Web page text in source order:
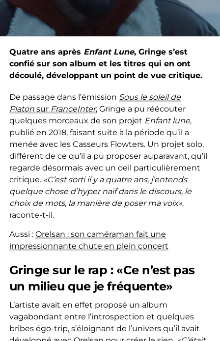
Quatre ans après Enfant Lune, Gringe s’est
confié sur son album et les titres qui en ont
découlé, développant un point de vue critique.
De passage dans l’émission Sous le soleil de
Platon sur FranceInter, Gringe a pu réécouter
quelques morceaux de son projet Enfant lune,
publié en 2018, faisant suite à la période qu’il a
menée avec les Casseurs Flowters. Un projet solo,
différent de ce qu’il a pu proposer auparavant, qu’il
regarde désormais avec un oeil particulièrement
critique. «C’est sorti il y a quatre ans, j’entends
quelque chose d’hyper naïf dans le discours, le
choix de mots, la manière de poser ma voix»,
raconte-t-il.
Aussi : Orelsan : son caméraman fait une
impressionnante chute en plein concert
Gringe sur le rap : «Ce n’est pas
un milieu que je fréquente»
L’artiste avait en effet proposé un album
vagabondant entre l’introspection et quelques
bribes égo-trip, s’éloignant de l’univers qu’il avait